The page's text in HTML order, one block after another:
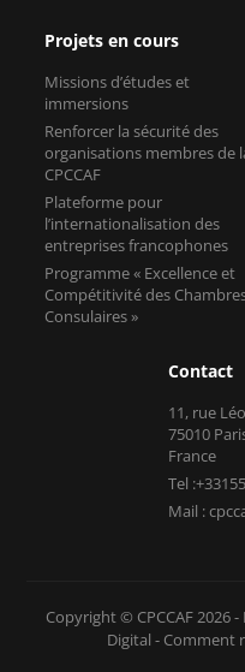
Projets en cours
Missions d’études et
immersions
Renforcer la sécurité des
organisations membres de
CPCCAF
Plateforme pour
l’internationalisation des
entreprises francophones
Programme « Excellence et
Compétitivité des
Consulaires »
Contact
11, rue
75010
France
Tel
Mail :
Copyright © CPCCAF 2026 -
Digital - Comment